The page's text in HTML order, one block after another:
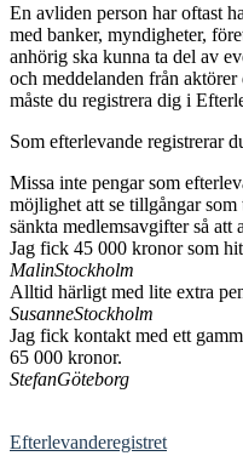
En avliden person har oftast
med banker, myndigheter,
anhörig ska kunna ta del av
och meddelanden från
måste du registrera dig i
Som efterlevande registrerar
Missa inte pengar som
möjlighet att se tillgångar
sänkta medlemsavgifter så
Jag fick 45 000 kronor som
MalinStockholm
Alltid härligt med lite extra
SusanneStockholm
Jag fick kontakt med ett
65 000 kronor.
StefanGöteborg
Efterlevanderegistret